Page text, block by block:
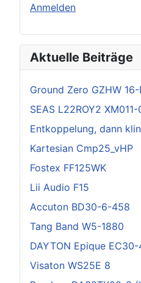
Anmelden
Aktuelle Beiträge
Ground Zero GZHW
SEAS L22ROY2 XM011-
Entkoppelung, dann
Kartesian Cmp25_vHP
Fostex FF125WK
Lii Audio F15
Accuton BD30-6-458
Tang Band W5-1880
DAYTON Epique EC30-
Visaton WS25E 8